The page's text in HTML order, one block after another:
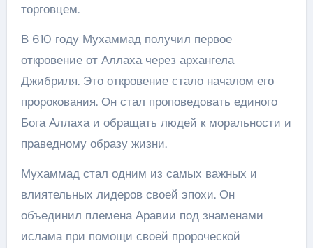
торговцем.
В 610 году Мухаммад получил первое
откровение от Аллаха через архангела
Джибриля. Это откровение стало началом его
пророкования. Он стал проповедовать единого
Бога Аллаха и обращать людей к моральности и
праведному образу жизни.
Мухаммад стал одним из самых важных и
влиятельных лидеров своей эпохи. Он
объединил племена Аравии под знаменами
ислама при помощи своей пророческой